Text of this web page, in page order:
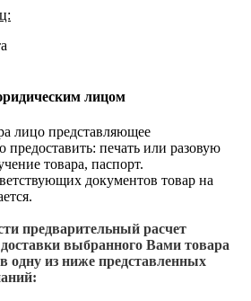
лицом
лицо представляющее
предоставить: печать или разовую
товара, паспорт.
документов товар на
предварительный расчет
выбранного Вами товара
одну из ниже представленных